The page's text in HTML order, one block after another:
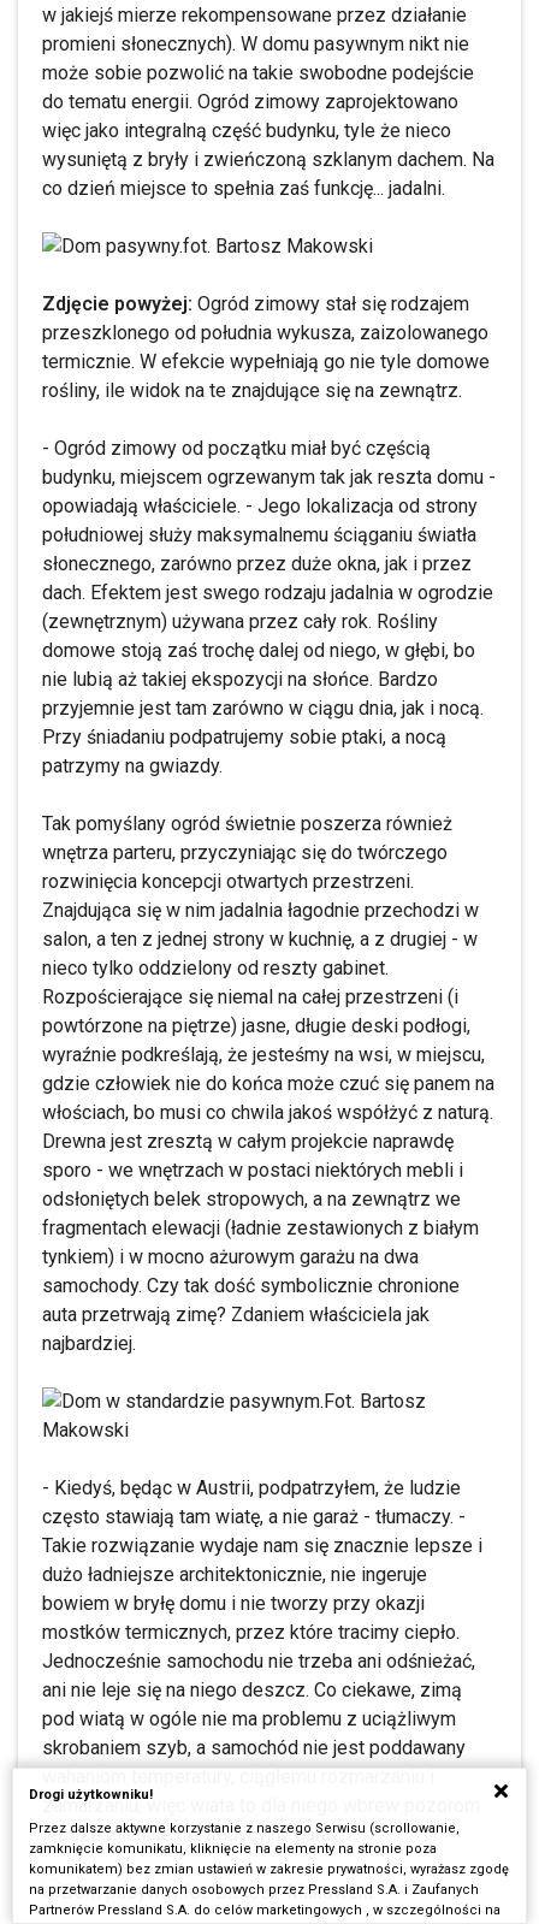
w jakiejś mierze rekompensowane przez działanie
promieni słonecznych). W domu pasywnym nikt nie
może sobie pozwolić na takie swobodne podejście
do tematu energii. Ogród zimowy zaprojektowano
więc jako integralną część budynku, tyle że nieco
wysuniętą z bryły i zwieńczoną szklanym dachem. Na
co dzień miejsce to spełnia zaś funkcję... jadalni.
fot. Bartosz Makowski
Zdjęcie powyżej: Ogród zimowy stał się rodzajem
przeszklonego od południa wykusza, zaizolowanego
termicznie. W efekcie wypełniają go nie tyle domowe
rośliny, ile widok na te znajdujące się na zewnątrz.
- Ogród zimowy od początku miał być częścią
budynku, miejscem ogrzewanym tak jak reszta domu -
opowiadają właściciele. - Jego lokalizacja od strony
południowej służy maksymalnemu ściąganiu światła
słonecznego, zarówno przez duże okna, jak i przez
dach. Efektem jest swego rodzaju jadalnia w ogrodzie
(zewnętrznym) używana przez cały rok. Rośliny
domowe stoją zaś trochę dalej od niego, w głębi, bo
nie lubią aż takiej ekspozycji na słońce. Bardzo
przyjemnie jest tam zarówno w ciągu dnia, jak i nocą.
Przy śniadaniu podpatrujemy sobie ptaki, a nocą
patrzymy na gwiazdy.
Tak pomyślany ogród świetnie poszerza również
wnętrza parteru, przyczyniając się do twórczego
rozwinięcia koncepcji otwartych przestrzeni.
Znajdująca się w nim jadalnia łagodnie przechodzi w
salon, a ten z jednej strony w kuchnię, a z drugiej - w
nieco tylko oddzielony od reszty gabinet.
Rozpościerające się niemal na całej przestrzeni (i
powtórzone na piętrze) jasne, długie deski podłogi,
wyraźnie podkreślają, że jesteśmy na wsi, w miejscu,
gdzie człowiek nie do końca może czuć się panem na
włościach, bo musi co chwila jakoś współżyć z naturą.
Drewna jest zresztą w całym projekcie naprawdę
sporo - we wnętrzach w postaci niektórych mebli i
odsłoniętych belek stropowych, a na zewnątrz we
fragmentach elewacji (ładnie zestawionych z białym
tynkiem) i w mocno ażurowym garażu na dwa
samochody. Czy tak dość symbolicznie chronione
auta przetrwają zimę? Zdaniem właściciela jak
najbardziej.
Fot. Bartosz
Makowski
- Kiedyś, będąc w Austrii, podpatrzyłem, że ludzie
często stawiają tam wiatę, a nie garaż - tłumaczy. -
Takie rozwiązanie wydaje nam się znacznie lepsze i
dużo ładniejsze architektonicznie, nie ingeruje
bowiem w bryłę domu i nie tworzy przy okazji
mostków termicznych, przez które tracimy ciepło.
Jednocześnie samochodu nie trzeba ani odśnieżać,
ani nie leje się na niego deszcz. Co ciekawe, zimą
pod wiatą w ogóle nie ma problemu z uciążliwym
skrobaniem szyb, a samochód nie jest poddawany
zamarzaniu, więc wiata to dla niego wbrew pozorom
lepsze miejsce niż tradycyjny garaż.
fot. Bartosz Makowski
Drogi użytkowniku!
Przez dalsze aktywne korzystanie z naszego Serwisu (scrollowanie,
zamknięcie komunikatu, kliknięcie na elementy na stronie poza
komunikatem) bez zmian ustawień w zakresie prywatności, wyrażasz zgodę
na przetwarzanie danych osobowych przez Pressland S.A. i Zaufanych
Partnerów Pressland S.A. do celów marketingowych , w szczególności na